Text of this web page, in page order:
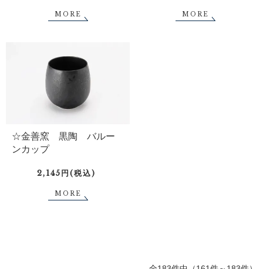
MORE MORE
☆金善窯 黒陶 バルー
ンカップ
2,145円(税込)
MORE